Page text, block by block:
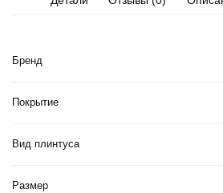
Бренд
Покрытие
Вид плинтуса
Размер